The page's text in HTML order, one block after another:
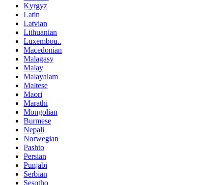
Kyrgyz
Latin
Latvian
Lithuanian
Luxembou..
Macedonian
Malagasy
Malay
Malayalam
Maltese
Maori
Marathi
Mongolian
Burmese
Nepali
Norwegian
Pashto
Persian
Punjabi
Serbian
Sesotho